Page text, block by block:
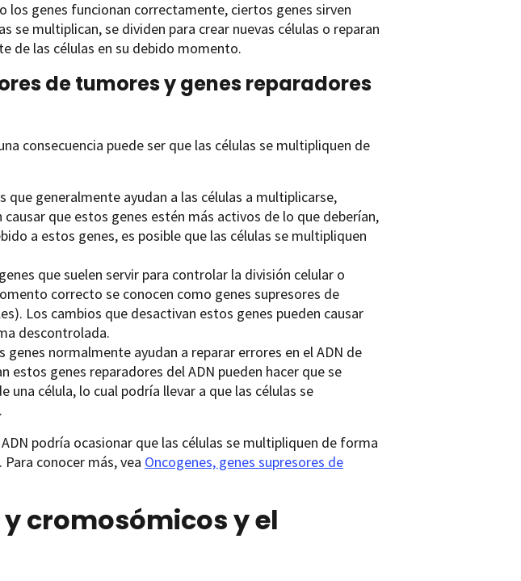
los genes funcionan correctamente, ciertos genes sirven
se multiplican, se dividen para crear nuevas células o reparan
de las células en su debido momento.
de tumores y genes reparadores
consecuencia puede ser que las células se multipliquen de
que generalmente ayudan a las células a multiplicarse,
que estos genes estén más activos de lo que deberían,
a estos genes, es posible que las células se multipliquen
que suelen servir para controlar la división celular o
correcto se conocen como genes supresores de
Los cambios que desactivan estos genes pueden causar
descontrolada.
genes normalmente ayudan a reparar errores en el ADN de
estos genes reparadores del ADN pueden hacer que se
una célula, lo cual podría llevar a que las células se
podría ocasionar que las células se multipliquen de forma
conocer más, vea Oncogenes, genes supresores de
cromosómicos y el